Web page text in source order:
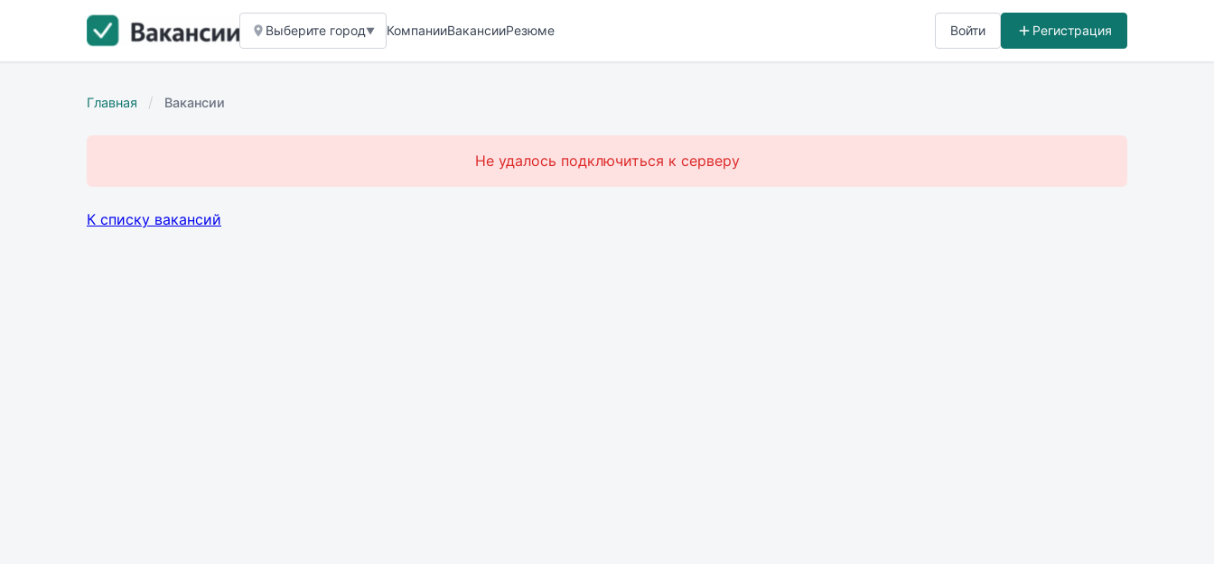
Выберите город▼ КомпанииВакансииРезюме Войти Регистрация
Главная / Вакансии
Не удалось подключиться к серверу
К списку вакансий